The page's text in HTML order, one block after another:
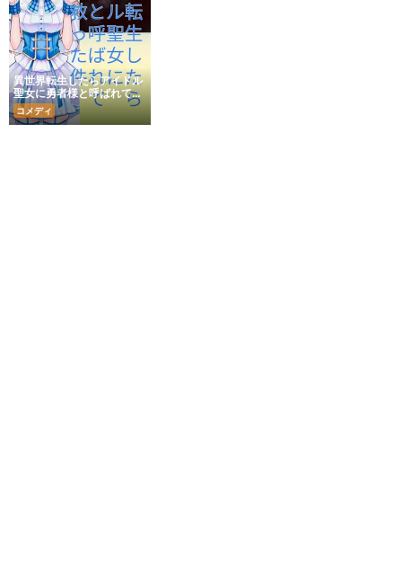
異世界転生したらアイドル
聖女に勇者様と呼ばれて世
界を救った件
コメディ